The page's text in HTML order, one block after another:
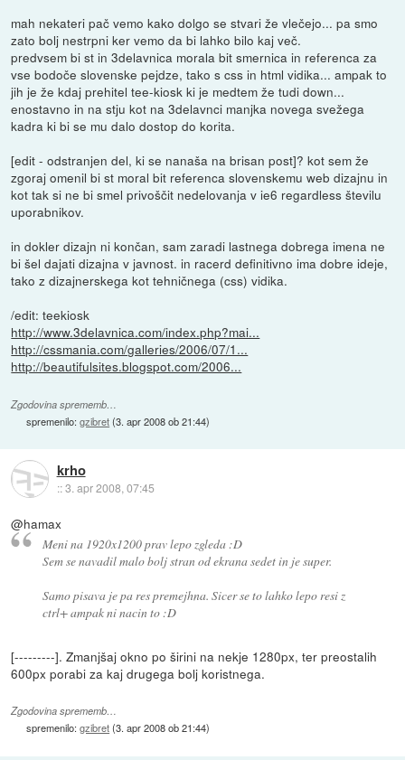
mah nekateri pač vemo kako dolgo se stvari že vlečejo... pa smo
zato bolj nestrpni ker vemo da bi lahko bilo kaj več.
predvsem bi st in 3delavnica morala bit smernica in referenca za
vse bodoče slovenske pejdze, tako s css in html vidika... ampak to
jih je že kdaj prehitel tee-kiosk ki je medtem že tudi down...
enostavno in na stju kot na 3delavnci manjka novega svežega
kadra ki bi se mu dalo dostop do korita.
[edit - odstranjen del, ki se nanaša na brisan post]? kot sem že
zgoraj omenil bi st moral bit referenca slovenskemu web dizajnu in
kot tak si ne bi smel privoščit nedelovanja v ie6 regardless številu
uporabnikov.
in dokler dizajn ni končan, sam zaradi lastnega dobrega imena ne
bi šel dajati dizajna v javnost. in racerd definitivno ima dobre ideje,
tako z dizajnerskega kot tehničnega (css) vidika.
/edit: teekiosk
http://www.3delavnica.com/index.php?mai...
http://cssmania.com/galleries/2006/07/1...
http://beautifulsites.blogspot.com/2006...
Zgodovina sprememb…
spremenilo:gzibret(3. apr 2008 ob 21:44)
krho
::3. apr 2008, 07:45
@hamax
Meni na 1920x1200 prav lepo zgleda :D
Sem se navadil malo bolj stran od ekrana sedet in je super.
Samo pisava je pa res premejhna. Sicer se to lahko lepo resi z
ctrl+ ampak ni nacin to :D
[---------]. Zmanjšaj okno po širini na nekje 1280px, ter preostalih
600px porabi za kaj drugega bolj koristnega.
Zgodovina sprememb…
spremenilo:gzibret(3. apr 2008 ob 21:44)